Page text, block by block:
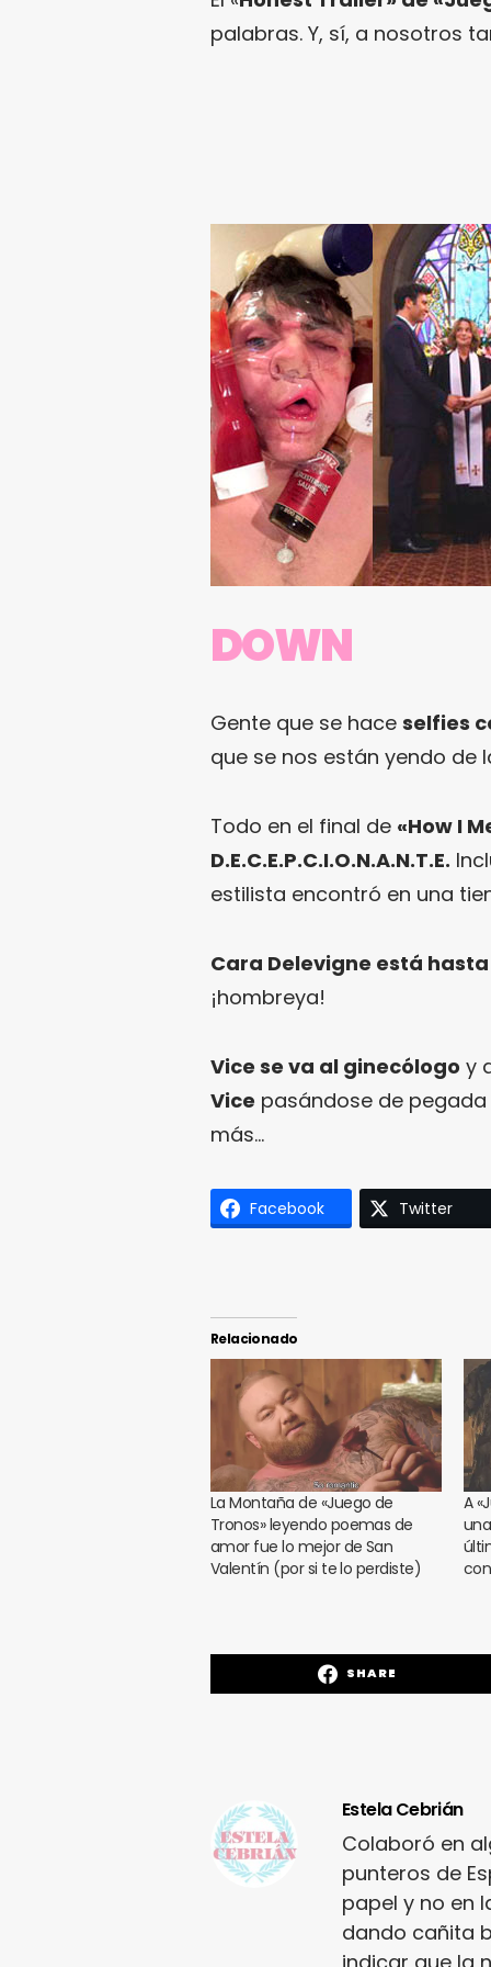
palabras. Y, sí, a nosotros
DOWN
Gente que se hace selfies
que se nos están yendo de
Todo en el final de «How I
D.E.C.E.P.C.I.O.N.A.N.T.E.
estilista encontró en una
Cara Delevigne está
¡hombreya!
Vice se va al ginecólogo y
Vice pasándose de
más…
Facebook Twitter
Relacionado
La Montaña de «Juego de
Tronos» leyendo poemas de
amor fue lo mejor de San
Valentín (por si te lo perdiste)
A
SHARE
Estela Cebrián
Colaboró en
punteros de
papel y no en
dando cañita